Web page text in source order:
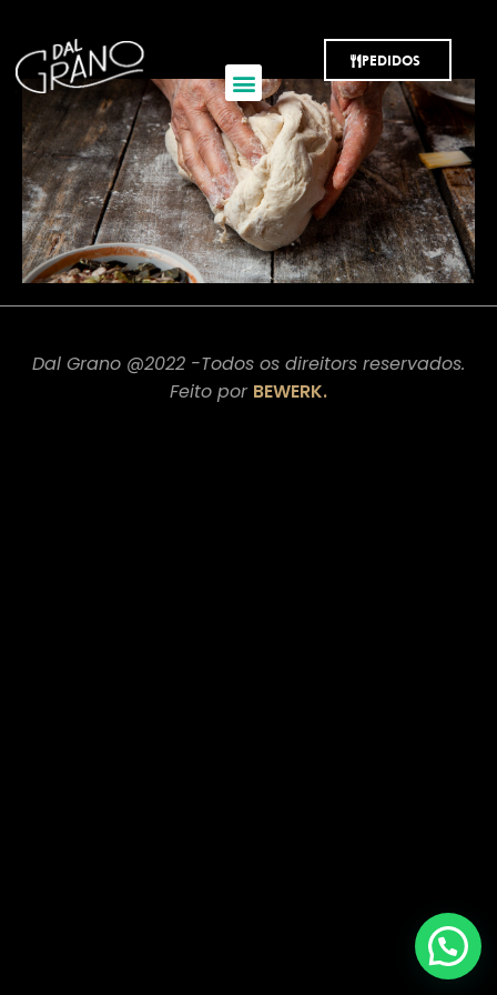
PEDIDOS
Dal Grano @2022 -Todos os direitors reservados.
Feito por BEWERK.